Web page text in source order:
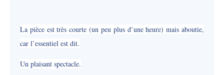
La pièce est très courte (un peu plus d’une heure) mais aboutie,
car l’essentiel est dit.
Un plaisant spectacle.